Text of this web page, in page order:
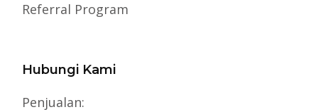
Referral Program
Hubungi Kami
Penjualan: